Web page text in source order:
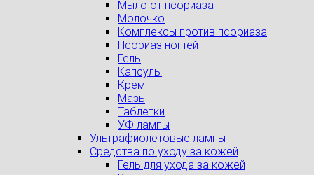
Мыло от псориаза
Молочко
Комплексы против псориаза
Псориаз ногтей
Гель
Капсулы
Крем
Мазь
Таблетки
УФ лампы
Ультрафиолетовые лампы
Средства по уходу за кожей
Гель для ухода за кожей